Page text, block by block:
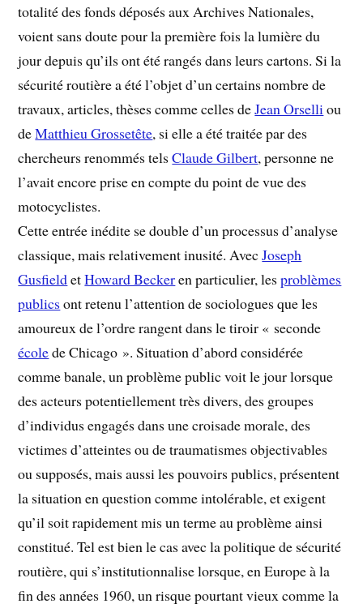
totalité des fonds déposés aux Archives Nationales,
voient sans doute pour la première fois la lumière du
jour depuis qu’ils ont été rangés dans leurs cartons. Si la
sécurité routière a été l’objet d’un certains nombre de
travaux, articles, thèses comme celles deJean Orselliou
deMatthieu Grossetête, si elle a été traitée par des
chercheurs renommés telsClaude Gilbert, personne ne
l’avait encore prise en compte du point de vue des
motocyclistes.
Cette entrée inédite se double d’un processus d’analyse
classique, mais relativement inusité. AvecJoseph
GusfieldetHoward Beckeren particulier, lesproblèmes
publics ont retenu l’attention de sociologues que les
amoureux de l’ordre rangent dans le tiroir « seconde
écolede Chicago ». Situation d’abord considérée
comme banale, un problème public voit le jour lorsque
des acteurs potentiellement très divers, des groupes
d’individus engagés dans une croisade morale, des
victimes d’atteintes ou de traumatismes objectivables
ou supposés, mais aussi les pouvoirs publics, présentent
la situation en question comme intolérable, et exigent
qu’il soit rapidement mis un terme au problème ainsi
constitué. Tel est bien le cas avec la politique de sécurité
routière, qui s’institutionnalise lorsque, en Europe à la
fin des années 1960, un risque pourtant vieux comme la